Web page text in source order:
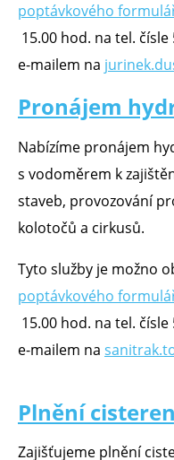
poptávkového
15.00 hod. na tel. čísle
e-mailem na
Pronájem
Nabízíme pronájem
s vodoměrem k
staveb, provozování
kolotočů a cirkusů.
Tyto služby je možno
poptávkového
15.00 hod. na tel. čísle
e-mailem na
Plnění
Zajišťujeme plnění